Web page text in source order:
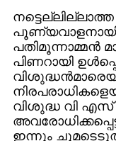
പൂണ്യവാളനായി
പതിമൂന്നാമ്മന്‍
പിണറായി
വിശുദ്ധ വി
ഇന്നും